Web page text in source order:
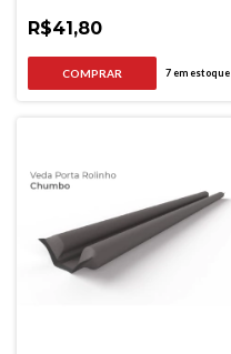
R$41,80
7em estoque